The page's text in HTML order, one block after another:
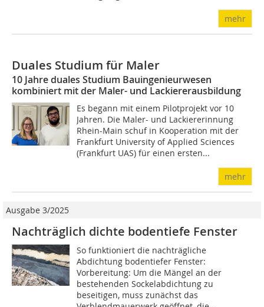
mehr
Duales Studium für Maler
10 Jahre duales Studium Bauingenieurwesen
kombiniert mit der Maler- und Lackiererausbildung
Es begann mit einem Pilotprojekt vor 10
Jahren. Die Maler- und Lackiererinnung
Rhein-Main schuf in Kooperation mit der
Frankfurt University of Applied Sciences
(Frankfurt UAS) für einen ersten...
mehr
Ausgabe 3/2025
Nachträglich dichte bodentiefe Fenster
So funktioniert die nachträgliche
Abdichtung bodentiefer Fenster:
Vorbereitung: Um die Mängel an der
bestehenden Sockelabdichtung zu
beseitigen, muss zunächst das